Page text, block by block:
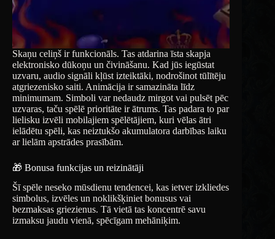
Skaņu celiņš ir funkcionāls. Tas atdarina īsta skapja
elektronisko dūkoņu un čivināšanu. Kad jūs iegūstat
uzvaru, audio signāli kļūst izteiktāki, nodrošinot tūlītēju
atgriezenisko saiti. Animācija ir samazināta līdz
minimumam. Simboli var nedaudz mirgot vai pulsēt pēc
uzvaras, taču spēlē prioritāte ir ātrums. Tas padara to par
lielisku izvēli mobilajiem spēlētājiem, kuri vēlas ātri
ielādētu spēli, kas neiztukšo akumulatora darbības laiku
ar lielām apstrādes prasībām.
🎁 Bonusa funkcijas un reizinātāji
Šī spēle neseko mūsdienu tendencei, kas ietver izkliedes
simbolus, izvēles un noklikšķiniet bonusus vai
bezmaksas griezienus. Tā vietā tas koncentrē savu
izmaksu jaudu vienā, spēcīgam mehāniķim.